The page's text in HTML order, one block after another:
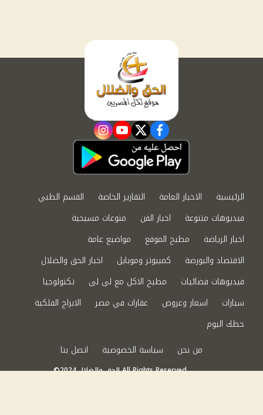
facebook
twitter
youtube
instagram
الرئيسية الاخبار العامة التقارير الخاصة
القسم الطبي
فيديوهات متنوعة
اخبار الفن
منوعات مسيحية
اخبار الرياضة
مطبخ الموقع
مواضيع عامة
الاقتصاد والبورصة
كمبيوتر وموبايل
اخبار الحق والضلال
فيديوهات فضائيات
مطبخ الاكل مع لى لى
تكنولوجيا
سيارات
اسعار وعروض عقارات في مصر
الابراج الفلكية
حظك اليوم
من نحن
سياسة الخصوصية اتصل بنا
©2024 الحق والضلال All Rights Reserved.